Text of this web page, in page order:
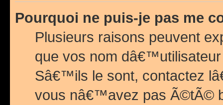
Pourquoi ne puis-je pas me
Plusieurs raisons peuvent
que vos nom
Sâ€™ils le sont, contactez
vous nâ€™avez pas Ã©tÃ©